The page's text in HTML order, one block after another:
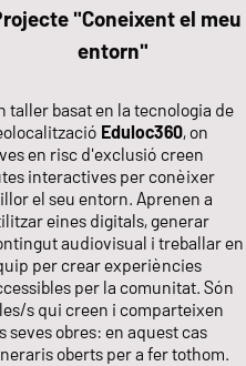
"Coneixent el meu
entorn"
taller basat en la tecnologia de
Eduloc360, on
en risc d'exclusió creen
interactives per conèixer
el seu entorn. Aprenen a
eines digitals, generar
audiovisual i treballar en
per crear experiències
per la comunitat. Són
s qui creen i comparteixen
seves obres: en aquest cas
oberts per a fer tothom.